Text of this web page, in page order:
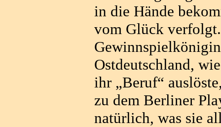
in die Hände
vom Glück
Ostdeutschland,
ihr „Beruf“
zu dem Berliner
natürlich, was sie